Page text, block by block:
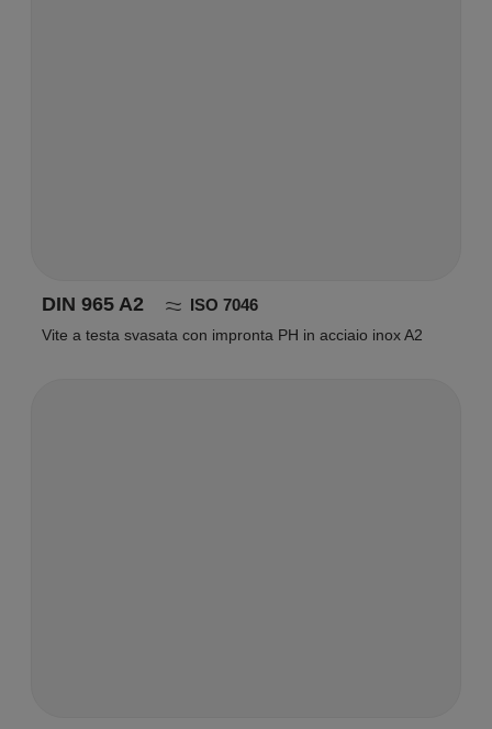
DIN 965 A2 ISO 7046
Vite a testa svasata con impronta PH in acciaio inox A2